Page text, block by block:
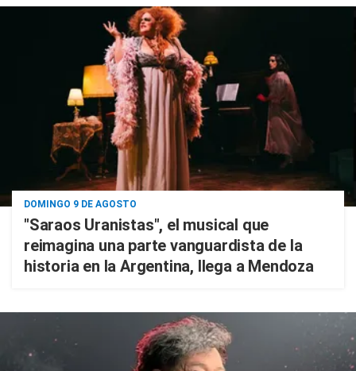
DOMINGO 9 DE AGOSTO
"Saraos Uranistas", el musical que
reimagina una parte vanguardista de la
historia en la Argentina, llega a Mendoza